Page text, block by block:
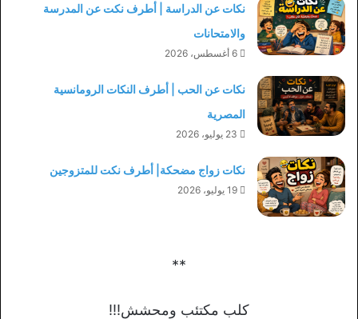
نكات عن الدراسة | أطرف نكت عن المدرسة
والامتحانات
6 أغسطس، 2026
نكات عن الحب | أطرف النكات الرومانسية
المصرية
23 يوليو، 2026
نكات زواج مضحكة| أطرف نكت للمتزوجين
19 يوليو، 2026
**
كلب مكتئب ومحشش!!!